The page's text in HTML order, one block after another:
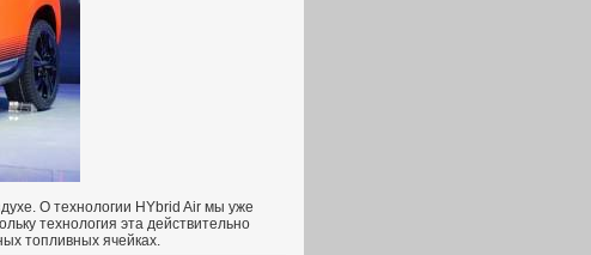
О технологии HYbrid Air мы уже
технология эта действительно
топливных ячейках.